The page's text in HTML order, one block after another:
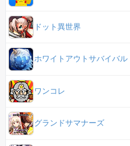
ドット異世界
ホワイトアウトサバイバル
ワンコレ
グランドサマナーズ